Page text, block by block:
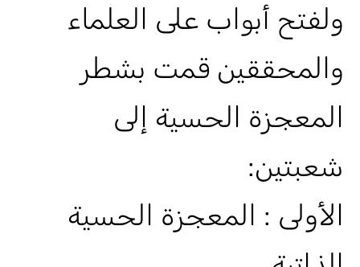
ولفتح أبواب على العلماء
والمحققين قمت بشطر
المعجزة الحسية إلى
شعبتين:
الأولى : المعجزة الحسية